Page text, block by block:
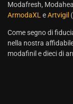
Modafresh,
ArmodaXLeArtvigil
Come segno di
nella nostra
modafinil e dieci di